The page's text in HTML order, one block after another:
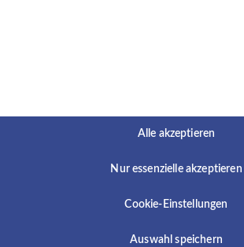
Sie aus:
d)
sammeln können
Flexibilität und innovatives Denken aus
soziale Kompetenz
Alle akzeptieren
Nur essenzielle akzeptieren
Cookie-Einstellungen
Auswahl speichern